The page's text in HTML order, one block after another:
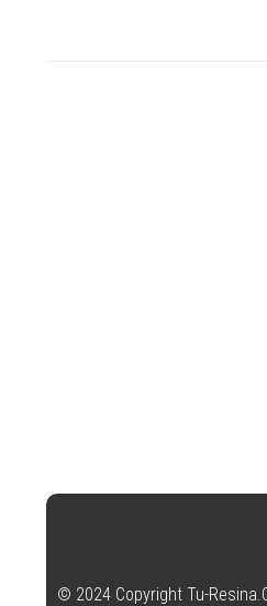
© 2024 Copyright Tu-